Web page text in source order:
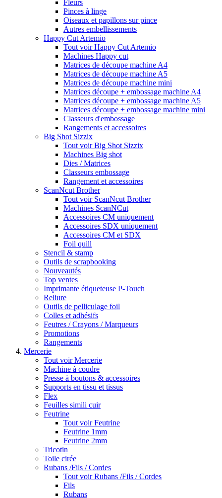
Fleurs
Pinces à linge
Oiseaux et papillons sur pince
Autres embellissements
Happy Cut Artemio
Tout voir Happy Cut Artemio
Machines Happy cut
Matrices de découpe machine A4
Matrices de découpe machine A5
Matrices de découpe machine mini
Matrices découpe + embossage machine A4
Matrices découpe + embossage machine A5
Matrices découpe + embossage machine mini
Classeurs d'embossage
Rangements et accessoires
Big Shot Sizzix
Tout voir Big Shot Sizzix
Machines Big shot
Dies / Matrices
Classeurs embossage
Rangement et accessoires
ScanNcut Brother
Tout voir ScanNcut Brother
Machines ScanNCut
Accessoires CM uniquement
Accessoires SDX uniquement
Accessoires CM et SDX
Foil quill
Stencil & stamp
Outils de scrapbooking
Nouveautés
Top ventes
Imprimante étiqueteuse P-Touch
Reliure
Outils de pelliculage foil
Colles et adhésifs
Feutres / Crayons / Marqueurs
Promotions
Rangements
Mercerie
Tout voir Mercerie
Machine à coudre
Presse à boutons & accessoires
Supports en tissu et tissus
Flex
Feuilles simili cuir
Feutrine
Tout voir Feutrine
Feutrine 1mm
Feutrine 2mm
Tricotin
Toile cirée
Rubans /Fils / Cordes
Tout voir Rubans /Fils / Cordes
Fils
Rubans